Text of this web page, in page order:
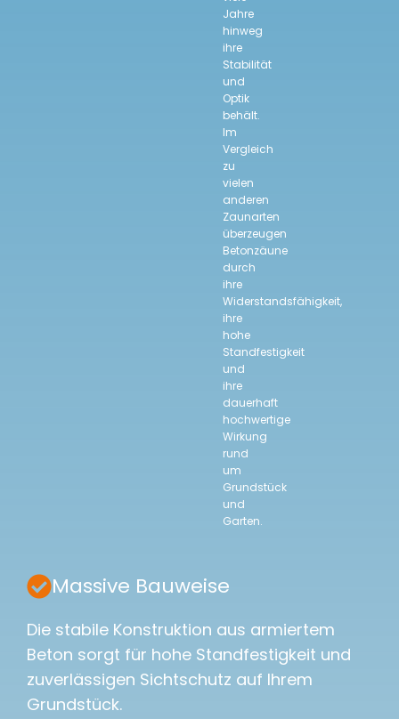
Jahre
hinweg
ihre
Stabilität
und
Optik
behält.
Im
Vergleich
zu
vielen
anderen
Zaunarten
überzeugen
Betonzäune
durch
ihre
Widerstandsfähigkeit,
ihre
hohe
Standfestigkeit
und
ihre
dauerhaft
hochwertige
Wirkung
rund
um
Grundstück
und
Garten.
Massive Bauweise
Die stabile Konstruktion aus armiertem
Beton sorgt für hohe Standfestigkeit und
zuverlässigen Sichtschutz auf Ihrem
Grundstück.